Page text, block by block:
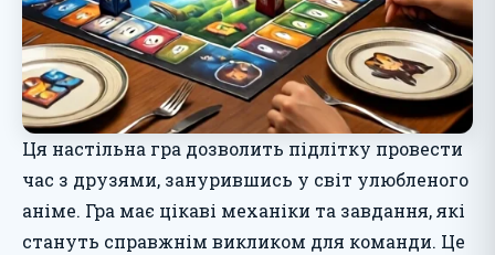
Ця настільна гра дозволить підлітку провести
час з друзями, занурившись у світ улюбленого
аніме. Гра має цікаві механіки та завдання, які
стануть справжнім викликом для команди. Це